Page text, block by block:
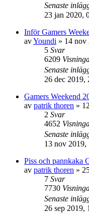
Senaste
23 jan 2020,
Inför Gamers
avYoundi » 14 nov
5 Svar
6209
Senaste
26 dec 2019,
Gamers Weekend
av patrik thoren »
2 Svar
4652
Senaste
13 nov 2019,
Piss och pannkaka
av patrik thoren »
7 Svar
7730
Senaste
26 sep 2019,